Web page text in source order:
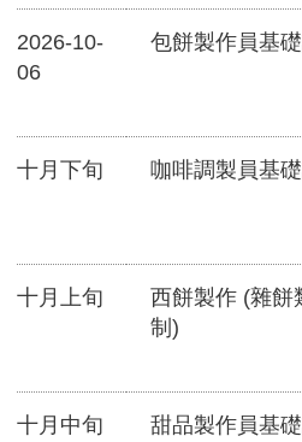
2026-10-
06
包餅製作員基
十月下旬 咖啡調製員基
十月上旬
西餅製作 (雜餅
制)
十月中旬 甜品製作員基